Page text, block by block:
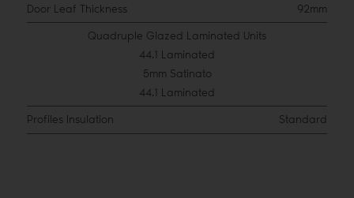
Door Leaf Thickness 92mm
Quadruple Glazed Laminated Units
44.1 Laminated
5mm Satinato
44.1 Laminated
Profiles Insulation Standard